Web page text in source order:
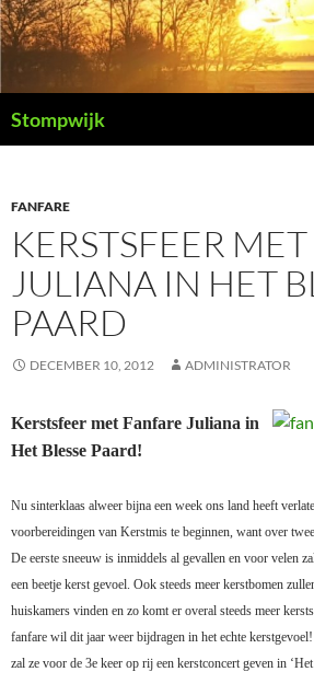
Ga
naar
inhoud
Stompwijk
FANFARE
KERSTSFEER
JULIANA IN HET
PAARD
DECEMBER 10, 2012 ADMINISTRATOR
Kerstsfeer met Fanfare Juliana in
Het Blesse Paard!
Nu sinterklaas alweer bijna een week ons land heeft
voorbereidingen van Kerstmis te beginnen, want over
De eerste sneeuw is inmiddels al gevallen en voor velen
een beetje kerst gevoel. Ook steeds meer kerstbomen
huiskamers vinden en zo komt er overal steeds meer
fanfare wil dit jaar weer bijdragen in het echte
zal ze voor de 3e keer op rij een kerstconcert geven in ‘Het